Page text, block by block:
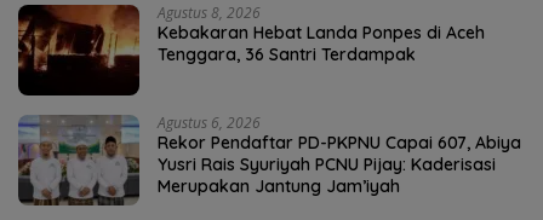
Agustus 8, 2026
Kebakaran Hebat Landa Ponpes di Aceh
Tenggara, 36 Santri Terdampak
Agustus 6, 2026
Rekor Pendaftar PD-PKPNU Capai 607, Abiya
Yusri Rais Syuriyah PCNU Pijay: Kaderisasi
Merupakan Jantung Jam’iyah